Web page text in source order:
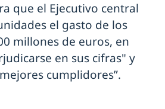
que el Ejecutivo central
el gasto de los
millones de euros, en
en sus cifras" y
cumplidores”.